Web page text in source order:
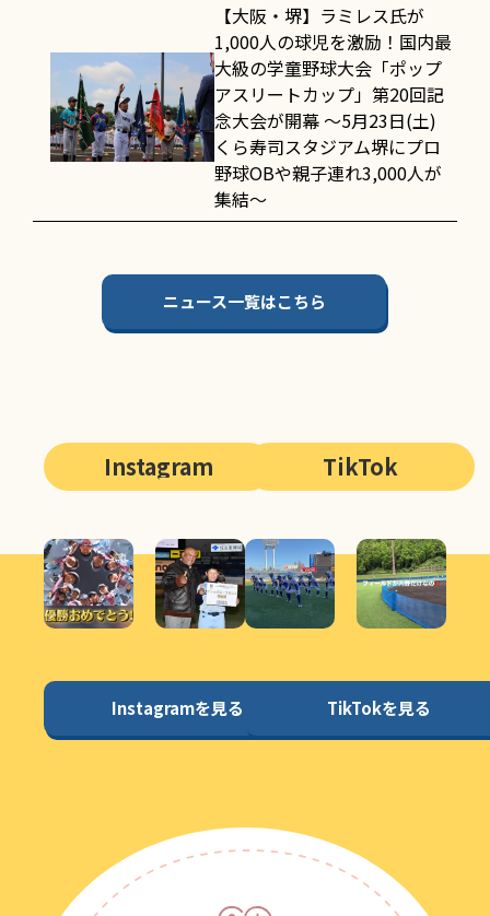
【大阪・堺】ラミレス氏が
1,000人の球児を激励！国内最
大級の学童野球大会「ポップ
アスリートカップ」第20回記
念大会が開幕 〜5月23日(土)
くら寿司スタジアム堺にプロ
野球OBや親子連れ3,000人が
集結〜
ニュース一覧はこちら
Instagram
Instagramを見る
TikTok
TikTokを見る